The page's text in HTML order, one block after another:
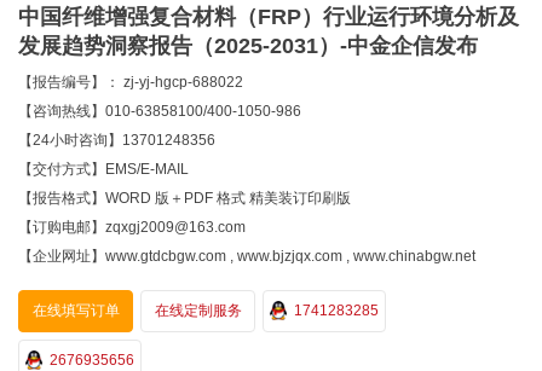
中国纤维增强复合材料（FRP）行业运行环境分析及
发展趋势洞察报告（2025-2031）-中金企信发布
【报告编号】： zj-yj-hgcp-688022
【咨询热线】010-63858100/400-1050-986
【24小时咨询】13701248356
【交付方式】EMS/E-MAIL
【报告格式】WORD 版＋PDF 格式 精美装订印刷版
【订购电邮】zqxgj2009@163.com
【企业网址】www.gtdcbgw.com , www.bjzjqx.com , www.chinabgw.net
在线填写订单 在线定制服务 1741283285
2676935656